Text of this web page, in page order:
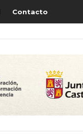
Contacto